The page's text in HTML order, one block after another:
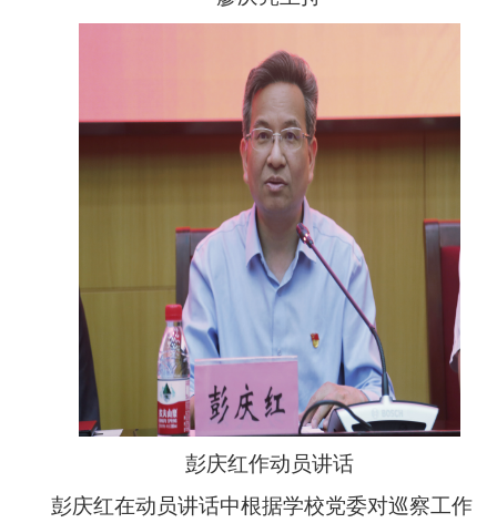
彭庆红作动员讲话
彭庆红在动员讲话中根据学校党委对巡察工作